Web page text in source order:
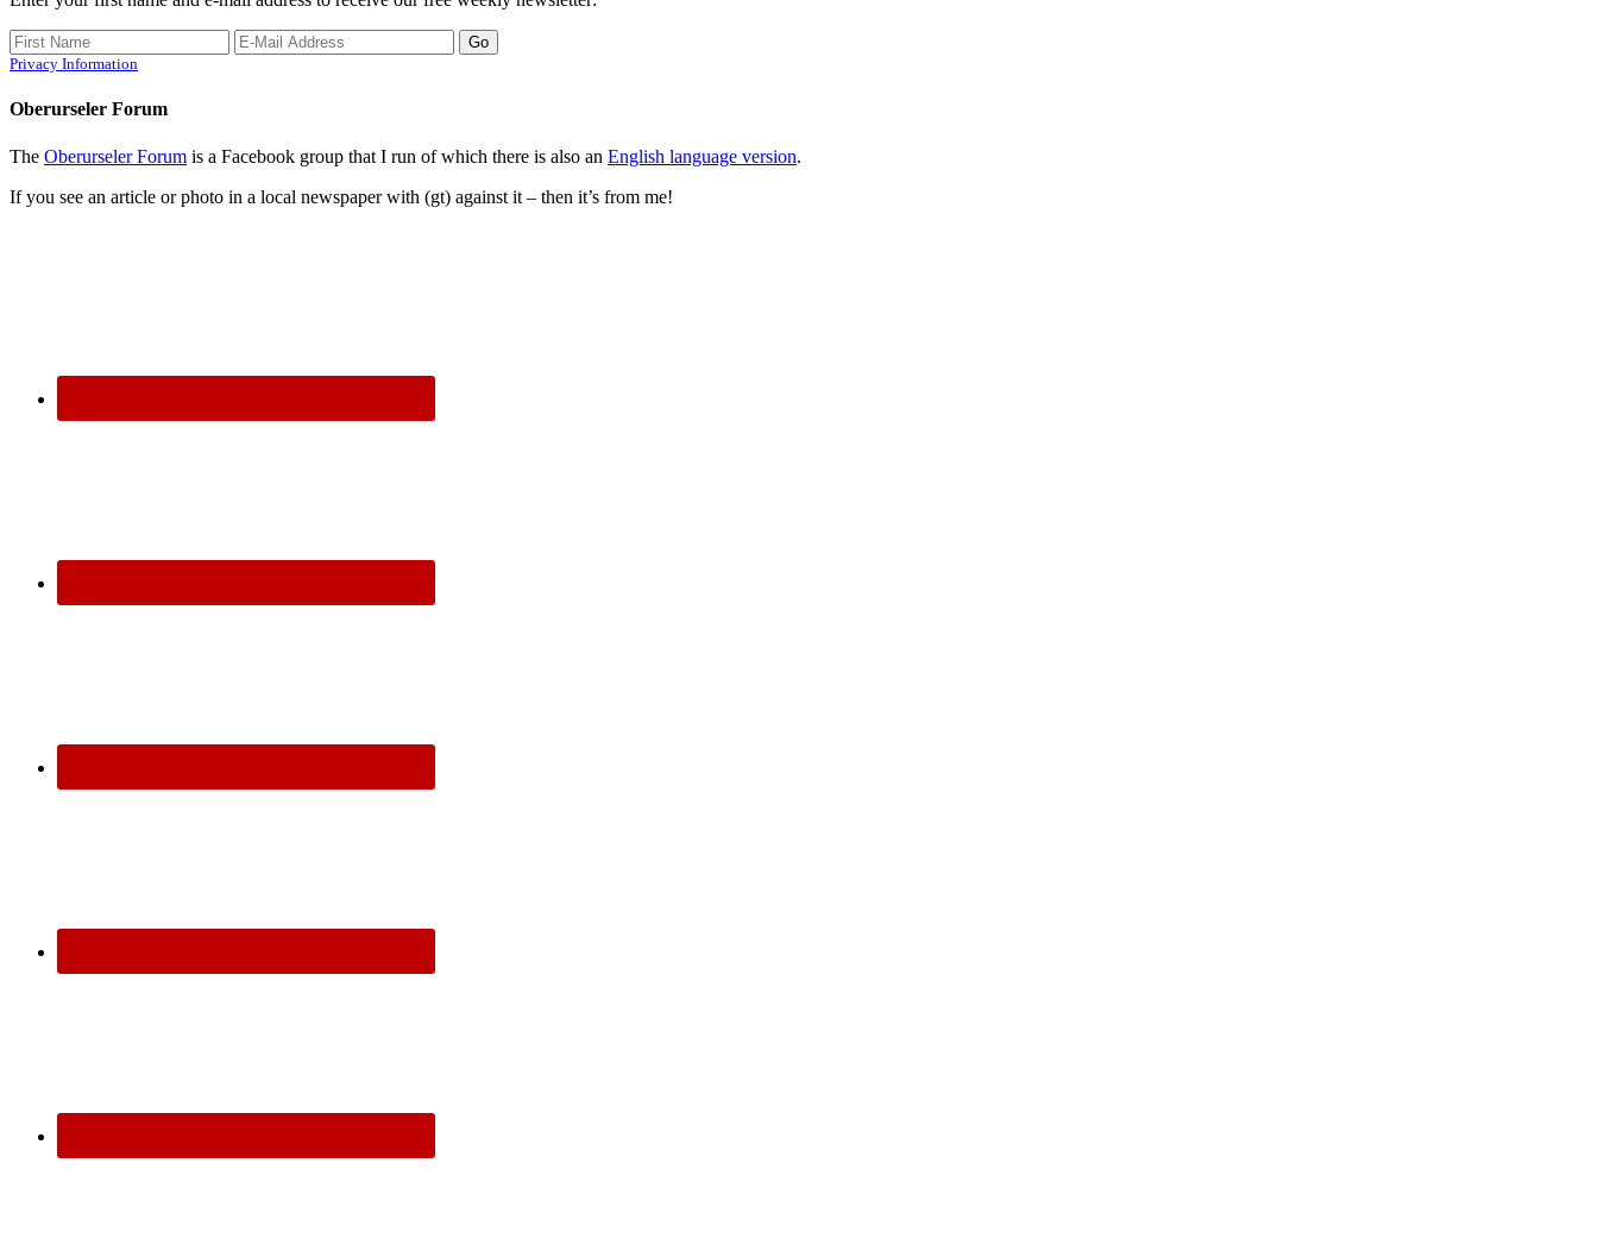
Privacy Information
Oberurseler Forum
The Oberurseler Forum is a Facebook group that I run of which there is also an English language version.
If you see an article or photo in a local newspaper with (gt) against it – then it’s from me!